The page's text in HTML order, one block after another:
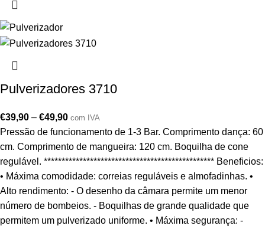
Pulverizadores 3710
€39,90 – €49,90 com IVA
Pressão de funcionamento de 1-3 Bar. Comprimento dança: 60
cm. Comprimento de mangueira: 120 cm. Boquilha de cone
regulável. ************************************************ Beneficios:
• Máxima comodidade: correias reguláveis e almofadinhas. •
Alto rendimento: - O desenho da câmara permite um menor
número de bombeios. - Boquilhas de grande qualidade que
permitem um pulverizado uniforme. • Máxima segurança: -